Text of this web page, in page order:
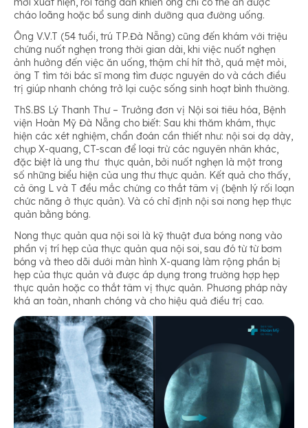
cháo loãng hoặc bổ sung dinh dưỡng qua đường uống.
Ông V.V.T (54 tuổi, trú TP.Đà Nẵng) cũng đến khám với triệu
chứng nuốt nghẹn trong thời gian dài, khi việc nuốt nghẹn
ảnh hưởng đến việc ăn uống, thậm chí hít thở, quá mệt mỏi,
ông T tìm tới bác sĩ mong tìm được nguyên do và cách điều
trị giúp nhanh chóng trở lại cuộc sống sinh hoạt bình thường.
ThS.BS Lý Thanh Thư – Trưởng đơn vị Nội soi tiêu hóa, Bệnh
viện Hoàn Mỹ Đà Nẵng cho biết: Sau khi thăm khám, thực
hiện các xét nghiệm, chẩn đoán cần thiết như: nội soi dạ dày,
chụp X-quang, CT-scan để loại trừ các nguyên nhân khác,
đặc biệt là ung thư thực quản, bởi nuốt nghẹn là một trong
số những biểu hiện của ung thư thực quản. Kết quả cho thấy,
cả ông L và T đều mắc chứng co thắt tâm vị (bệnh lý rối loạn
chức năng ở thực quản). Và có chỉ định nội soi nong hẹp thực
quản bằng bóng.
Nong thực quản qua nội soi là kỹ thuật đưa bóng nong vào
phần vị trí hẹp của thực quản qua nội soi, sau đó từ từ bơm
bóng và theo dõi dưới màn hình X-quang làm rộng phần bị
hẹp của thực quản và được áp dụng trong trường hợp hẹp
thực quản hoặc co thắt tâm vị thực quản. Phương pháp này
khá an toàn, nhanh chóng và cho hiệu quả điều trị cao.